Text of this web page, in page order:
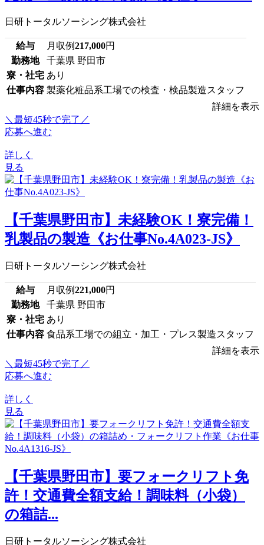
日研トータルソーシング株式会社
給与 月収例217,000円
勤務地
千葉県 野田市
寮・社宅 あり
仕事内容 製薬化粧品系工場での検査・検品製造スタッフ
詳細を表示
＼最短45秒で完了／
応募へ進む
詳しく
見る
【千葉県野田市】未経験OK！寮完備！
乳製品の製造《お仕事No.4A023-JS》
日研トータルソーシング株式会社
給与 月収例221,000円
勤務地
千葉県 野田市
寮・社宅 あり
仕事内容 食品系工場での組立・加工・プレス製造スタッフ
詳細を表示
＼最短45秒で完了／
応募へ進む
詳しく
見る
【千葉県野田市】要フォークリフト免
許！交通費全額支給！調味料（小袋）
の箱詰...
日研トータルソーシング株式会社